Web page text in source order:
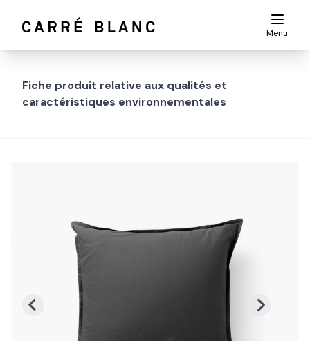
Menu
Fiche produit relative aux qualités et
caractéristiques environnementales